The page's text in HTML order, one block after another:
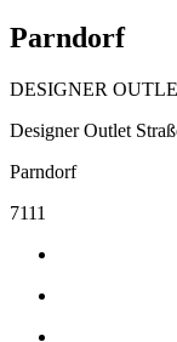
Parndorf
DESIGNER
Designer Outlet
Parndorf
7111